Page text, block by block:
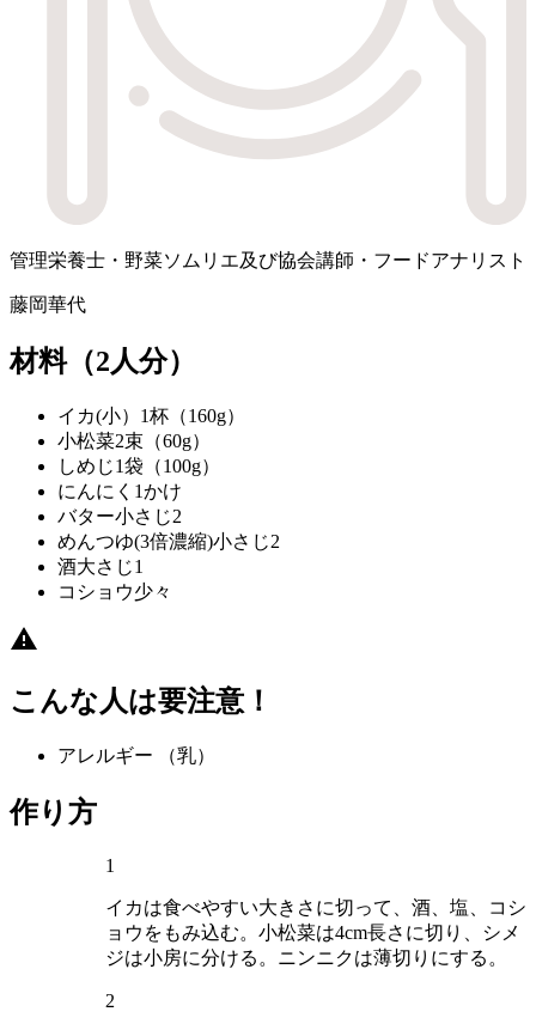
管理栄養士・野菜ソムリエ及び協会講師・フードアナリスト
藤岡華代
材料（2人分）
イカ(小） 1杯（160g）
小松菜2束（60g）
しめじ1袋（100g）
にんにく 1かけ
バター小さじ2
めんつゆ(3倍濃縮)小さじ2
酒大さじ1
コショウ少々
こんな人は要注意！
アレルギー （乳）
作り方
1
イカは食べやすい大きさに切って、酒、塩、コシ
ョウをもみ込む。小松菜は4cm長さに切り、シメ
ジは小房に分ける。ニンニクは薄切りにする。
2